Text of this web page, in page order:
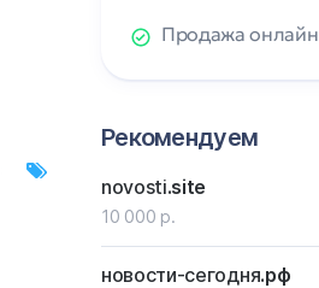
Продажа онлайн
Рекомендуем
novosti.site
10 000 р.
новости-сегодня.рф